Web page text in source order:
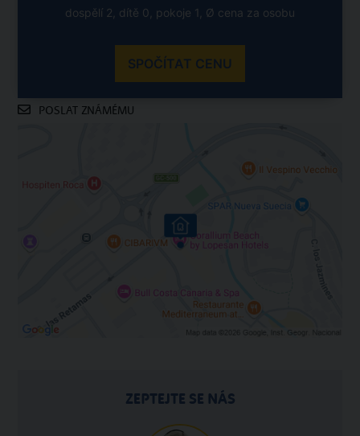
dospělí 2, dítě 0, pokoje 1, Ø cena za osobu
SPOČÍTAT CENU
POSLAT ZNÁMÉMU
ZEPTEJTE SE NÁS